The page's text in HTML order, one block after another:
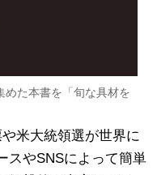
めた本書を「旬な具材を
米大統領選が世界に
スやSNSによって簡単